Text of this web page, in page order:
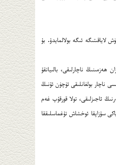
لاياقىتىگە ئىگە بولالمايدۇ. بۇ
ناچارلىقى، بالىياتقۇ
ناچار بولغانلىقى ئۈچۈن ئۇنىڭ
ئاجىزلىقى، تولا قورقۇپ غەم
سۇزاپقا ئوخشاش تۇغماسلىققا